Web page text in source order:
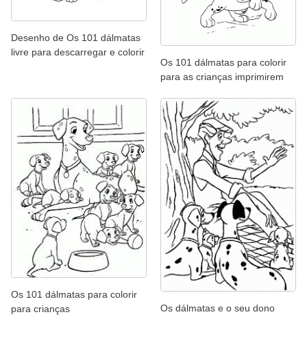
Desenho de Os 101 dálmatas
livre para descarregar e colorir
Os 101 dálmatas para colorir
para as crianças imprimirem
Os 101 dálmatas para colorir
para crianças
Os dálmatas e o seu dono